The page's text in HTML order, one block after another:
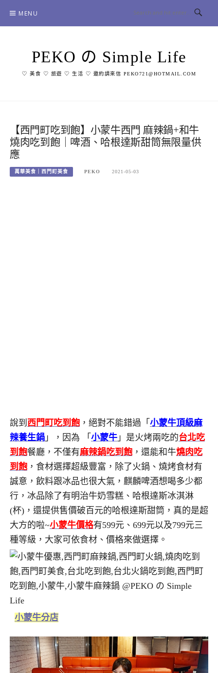
content
MENU
PEKO の Simple Life
♡ 美食 ♡ 旅遊 ♡ 生活 ♡ 邀約請來信 PEKO721@HOTMAIL.COM
【西門町吃到飽】小蒙牛西門 麻辣鍋+和牛
燒肉吃到飽｜啤酒、哈根達斯甜筒無限量供
應
萬華美食｜西門町美食 PEKO 2021-05-03
說到 西門町吃到飽 ，絕對不能錯過「 小蒙牛頂級麻
辣養生鍋 」，因為 「 小蒙牛 」是火烤兩吃的台北吃
到飽餐廳，不僅有麻辣鍋吃到飽 ，還能和牛燒肉吃
到飽 ，食材選擇超級豐富，除了火鍋、燒烤食材有
誠意，飲料跟冰品也很大氣，麒麟啤酒想喝多少都
行，冰品除了有明治牛奶雪糕、哈根達斯冰淇淋
(杯)，還提供售價破百元的哈根達斯甜筒，真的是超
大方的啦~小蒙牛價格有599元、699元以及799元三
種等級，大家可依食材、價格來做選擇。
小蒙牛分店